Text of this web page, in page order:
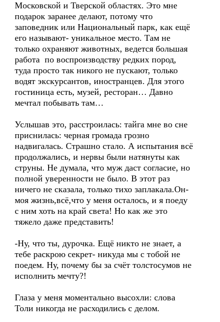
Московской и Тверской областях. Это мне
подарок заранее делают, потому что
заповедник или Национальный парк, как ещё
его называют- уникальное место. Там не
только охраняют животных, ведется большая
работа по воспроизводству редких пород,
туда просто так никого не пускают, только
водят экскурсантов, иностранцев. Для этого
гостиница есть, музей, ресторан… Давно
мечтал побывать там…
Услышав это, расстроилась: тайга мне во сне
приснилась: черная громада грозно
надвигалась. Страшно стало. А испытания всё
продолжались, и нервы были натянуты как
струны. Не думала, что муж даст согласие, но
полной уверенности не было. В этот раз
ничего не сказала, только тихо заплакала.Он-
моя жизнь,всё,что у меня осталось, и я поеду
с ним хоть на край света! Но как же это
тяжело даже представить!
-Ну, что ты, дурочка. Ещё никто не знает, а
тебе раскрою секрет- никуда мы с тобой не
поедем. Ну, почему бы за счёт толстосумов не
исполнить мечту?!
Глаза у меня моментально высохли: слова
Толи никогда не расходились с делом.